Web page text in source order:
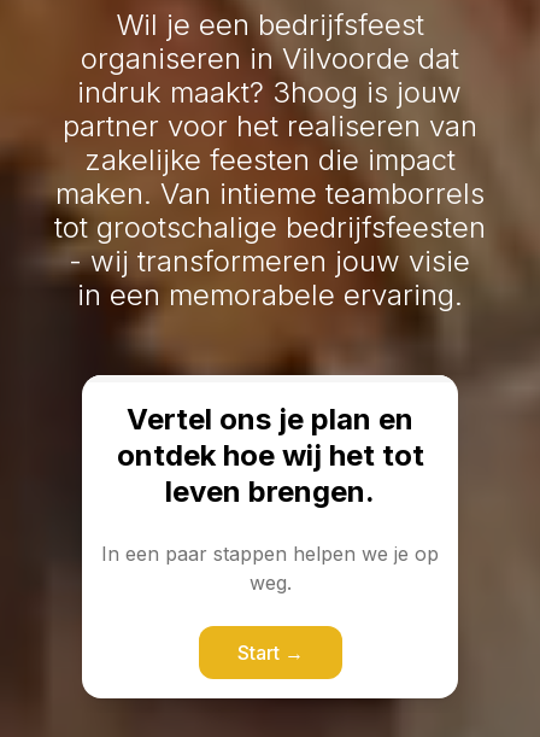
Wil je een bedrijfsfeest
organiseren in Vilvoorde dat
indruk maakt? 3hoog is jouw
partner voor het realiseren van
zakelijke feesten die impact
maken. Van intieme teamborrels
tot grootschalige bedrijfsfeesten
- wij transformeren jouw visie
in een memorabele ervaring.